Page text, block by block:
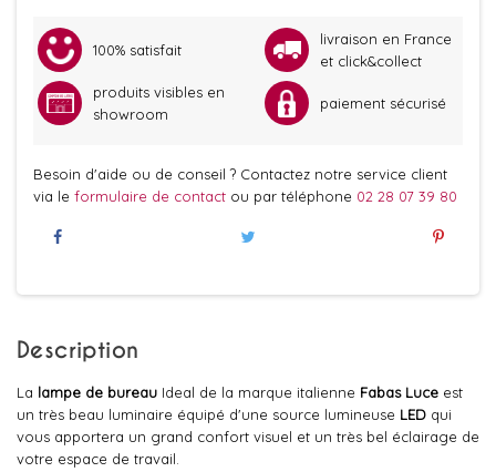
100% satisfait
livraison en France
et click&collect
produits visibles en
showroom
paiement sécurisé
Besoin d'aide ou de conseil ? Contactez notre service client
via le formulaire de contact ou par téléphone 02 28 07 39 80
Description
La lampe de bureau Ideal de la marque italienne Fabas Luce est
un très beau luminaire équipé d'une source lumineuse LED qui
vous apportera un grand confort visuel et un très bel éclairage de
votre espace de travail.